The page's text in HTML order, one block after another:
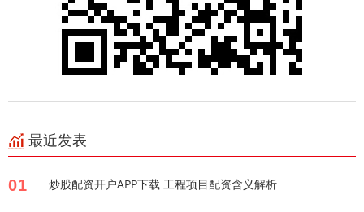
最近发表
01 炒股配资开户APP下载 工程项目配资含义解析